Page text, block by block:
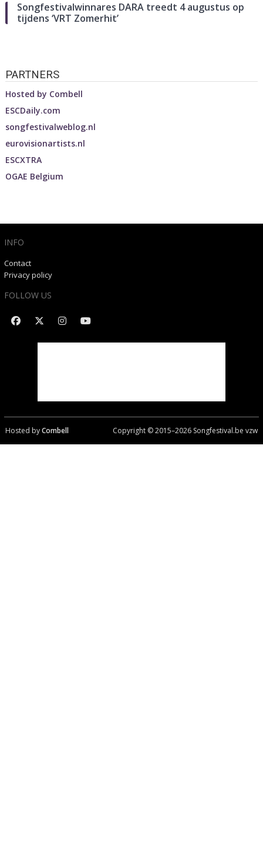
Songfestivalwinnares DARA treedt 4 augustus op
tijdens ‘VRT Zomerhit’
PARTNERS
Hosted by Combell
ESCDaily.com
songfestivalweblog.nl
eurovisionartists.nl
ESCXTRA
OGAE Belgium
INFO
Contact
Privacy policy
FOLLOW US
Hosted byCombell Copyright © 2015–2026Songfestival.be vzw